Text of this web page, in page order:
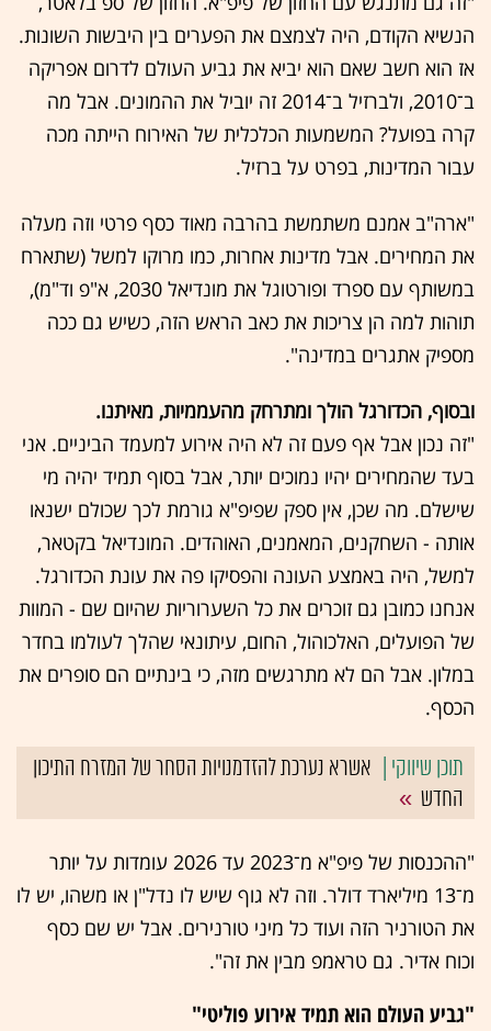
הנשיא הקודם, היה לצמצם את הפערים בין היבשות השונות.
אז הוא חשב שאם הוא יביא את גביע העולם לדרום אפריקה
ב־2010, ולברזיל ב־2014 זה יוביל את ההמונים. אבל מה
קרה בפועל? המשמעות הכלכלית של האירוח הייתה מכה
עבור המדינות, בפרט על ברזיל.
"ארה"ב אמנם משתמשת בהרבה מאוד כסף פרטי וזה מעלה
את המחירים. אבל מדינות אחרות, כמו מרוקו למשל (שתארח
במשותף עם ספרד ופורטוגל את מונדיאל 2030, א"פ וד"מ),
תוהות למה הן צריכות את כאב הראש הזה, כשיש גם ככה
מספיק אתגרים במדינה".
ובסוף, הכדורגל הולך ומתרחק מהעממיות, מאיתנו.
"זה נכון אבל אף פעם זה לא היה אירוע למעמד הביניים. אני
בעד שהמחירים יהיו נמוכים יותר, אבל בסוף תמיד יהיה מי
שישלם. מה שכן, אין ספק שפיפ"א גורמת לכך שכולם ישנאו
אותה - השחקנים, המאמנים, האוהדים. המונדיאל בקטאר,
למשל, היה באמצע העונה והפסיקו פה את עונת הכדורגל.
אנחנו כמובן גם זוכרים את כל השערוריות שהיום שם - המוות
של הפועלים, האלכוהול, החום, עיתונאי שהלך לעולמו בחדר
במלון. אבל הם לא מתרגשים מזה, כי בינתיים הם סופרים את
הכסף.
אשרא נערכת להזדמנויות הסחר של המזרח התיכון
החדש
"ההכנסות של פיפ"א מ־2023 עד 2026 עומדות על יותר
מ־13 מיליארד דולר. וזה לא גוף שיש לו נדל"ן או משהו, יש לו
את הטורניר הזה ועוד כל מיני טורנירים. אבל יש שם כסף
וכוח אדיר. גם טראמפ מבין את זה".
"גביע העולם הוא תמיד אירוע פוליטי"